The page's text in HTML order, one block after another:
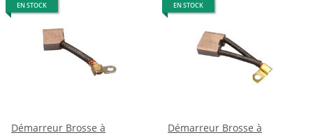
EN STOCK
Démarreur Brosse à
EN STOCK
Démarreur Brosse à